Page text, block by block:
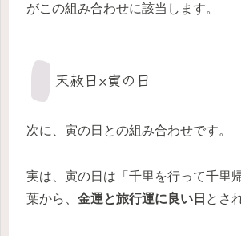
がこの組み合わせに該当します。
天赦日×寅の日
次に、寅の日との組み合わせです。
実は、寅の日は「千里を行って千里
葉から、 金運と旅行運に良い日 とさ